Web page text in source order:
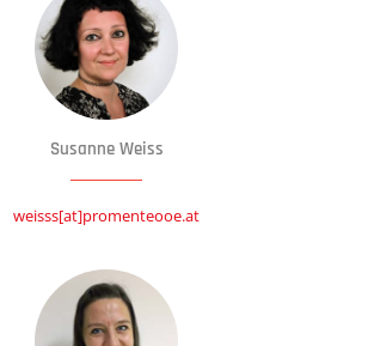
Susanne Weiss
weisss[at]promenteooe.at